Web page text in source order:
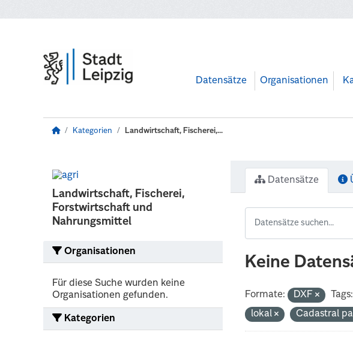
Datensätze Organisationen
Kategorien Landwirtschaft, Fischerei,...
Landwirtschaft, Fischerei,
Forstwirtschaft und
Nahrungsmittel
Organisationen
Für diese Suche wurden keine
Organisationen gefunden.
Kategorien
Datensätze
Keine
Formate: DXF Tags:
lokal
Cadastral